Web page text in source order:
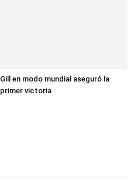
Gill en modo mundial aseguró la
primer victoria